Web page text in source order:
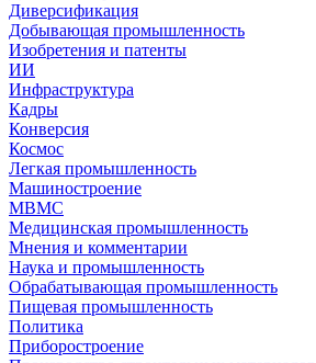
Диверсификация
Добывающая промышленность
Изобретения и патенты
ИИ
Инфраструктура
Кадры
Конверсия
Космос
Легкая промышленность
Машиностроение
МВМС
Медицинская промышленность
Мнения и комментарии
Наука и промышленность
Обрабатывающая промышленность
Пищевая промышленность
Политика
Приборостроение